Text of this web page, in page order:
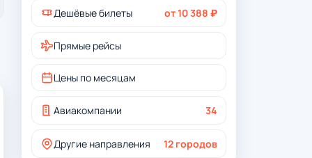
Дешёвые билеты от 10 388 ₽
Прямые рейсы
Цены по месяцам
Авиакомпании 34
Другие направления 12 городов